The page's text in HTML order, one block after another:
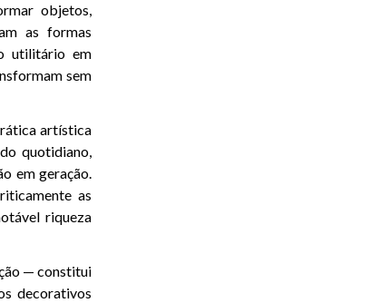
objetos,
as formas
utilitário em
sem
artística
quotidiano,
em geração.
as
riqueza
— constitui
decorativos